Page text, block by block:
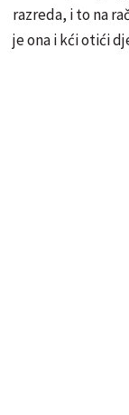
razreda, i to na
je ona i kći otići